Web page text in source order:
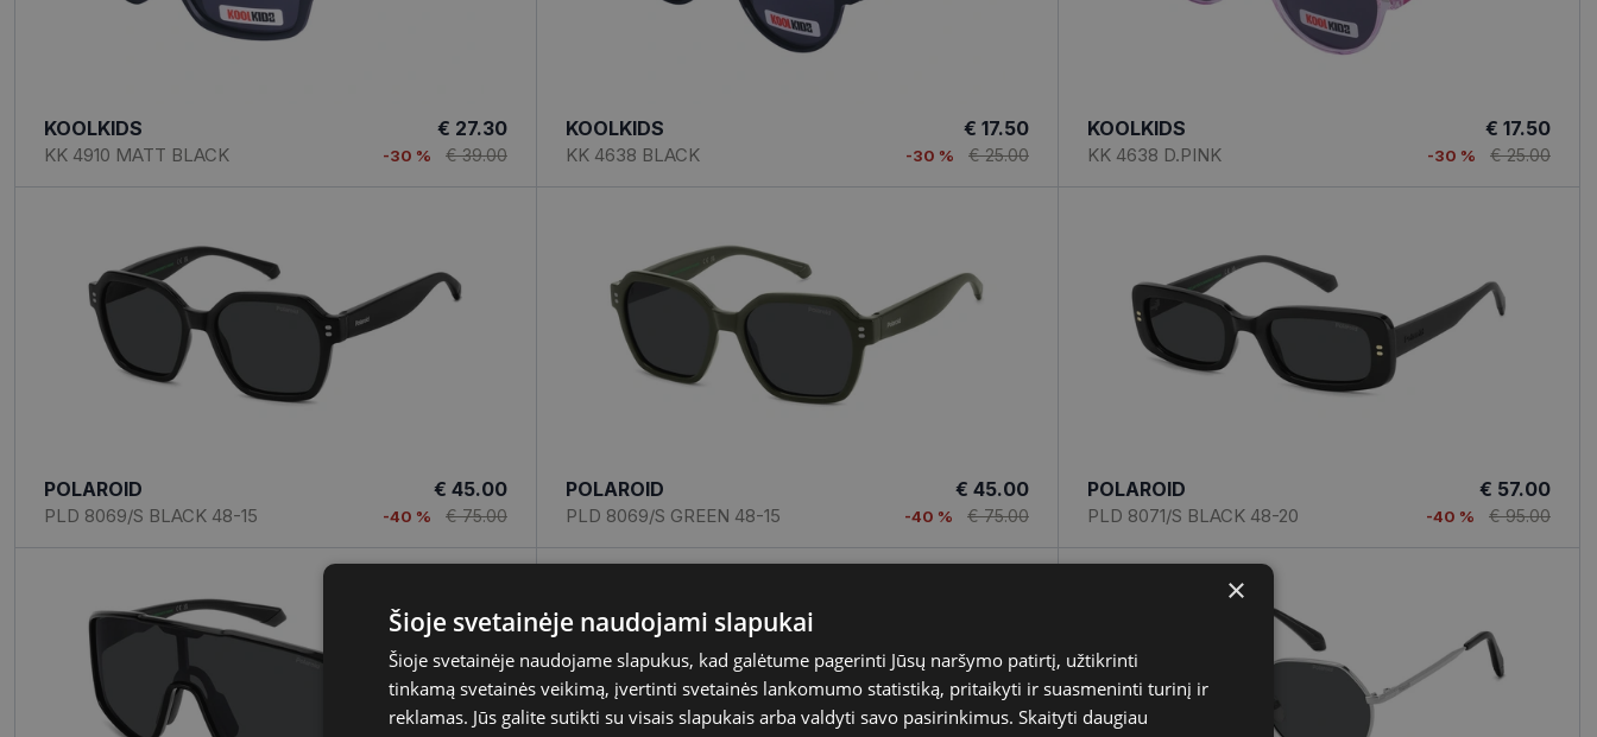
KOOLKIDS
KK 4910 MATT BLACK
€ 27.30
-30 % € 39.00
KOOLKIDS
KK 4638 BLACK
€ 17.50
-30 % € 25.00
KOOLKIDS
KK 4638 D.PINK
€ 17.50
-30 % € 25.00
POLAROID
PLD 8069/S BLACK 48-15
€ 45.00
-40 % € 75.00
POLAROID
PLD 8069/S GREEN 48-15
€ 45.00
-40 % € 75.00
POLAROID
PLD 8071/S BLACK 48-20
€ 57.00
-40 % € 95.00
×
Šioje svetainėje naudojami slapukai
Šioje svetainėje naudojame slapukus, kad galėtume pagerinti Jūsų naršymo patirtį, užtikrinti
tinkamą svetainės veikimą, įvertinti svetainės lankomumo statistiką, pritaikyti ir suasmeninti turinį ir
reklamas. Jūs galite sutikti su visais slapukais arba valdyti savo pasirinkimus. Skaityti daugiau